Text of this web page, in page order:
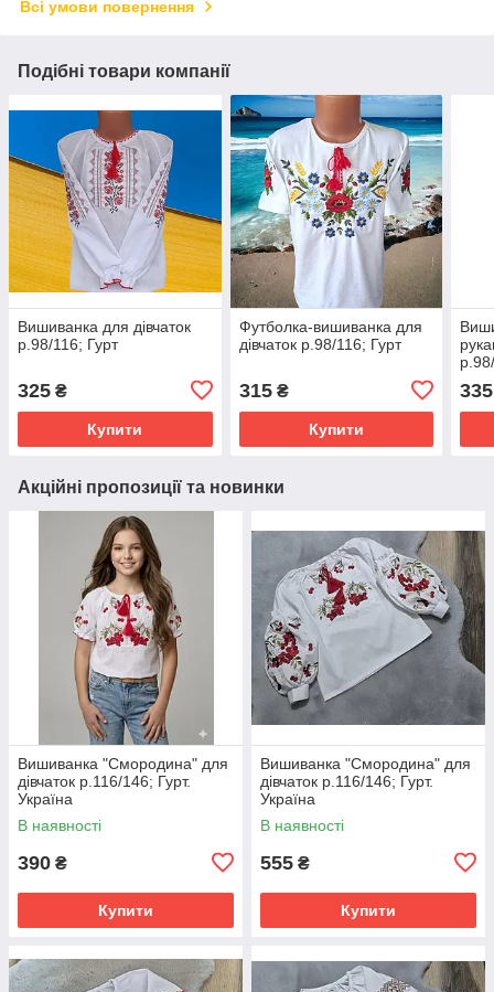
Всі умови повернення
Подібні товари компанії
Вишиванка для дівчаток
р.98/116; Гурт
325 ₴
Купити
Футболка-вишиванка для
дівчаток р.98/116; Гурт
315₴
Купити
335
Акційні пропозиції та новинки
Вишиванка "Смородина" для
дівчаток р.116/146; Гурт.
Україна
В наявності
390 ₴
Купити
Вишиванка "Смородина" для
дівчаток р.116/146; Гурт.
Україна
В наявності
555 ₴
Купити